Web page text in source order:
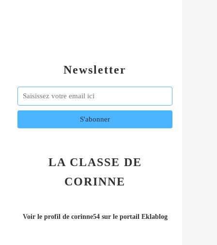
Newsletter
LA CLASSE DE
CORINNE
Voir le profil de corinne54sur le portail Eklablog